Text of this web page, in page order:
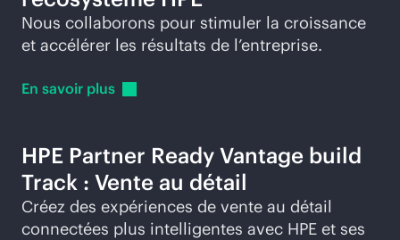
Nous collaborons pour stimuler la croissance
et accélérer les résultats de l’entreprise.
En savoir plus
HPE Partner Ready Vantage build
Track : Vente au détail
Créez des expériences de vente au détail
connectées plus intelligentes avec HPE et ses